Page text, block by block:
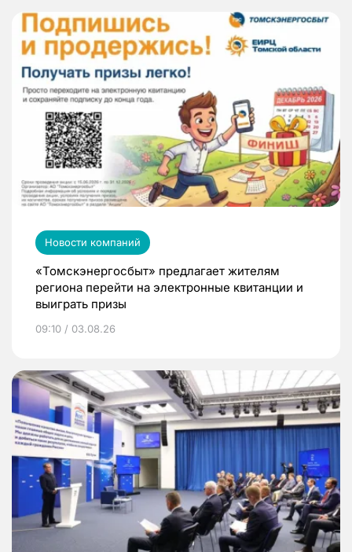
Новости компаний
«Томскэнергосбыт» предлагает жителям
региона перейти на электронные квитанции и
выиграть призы
09:10 / 03.08.26